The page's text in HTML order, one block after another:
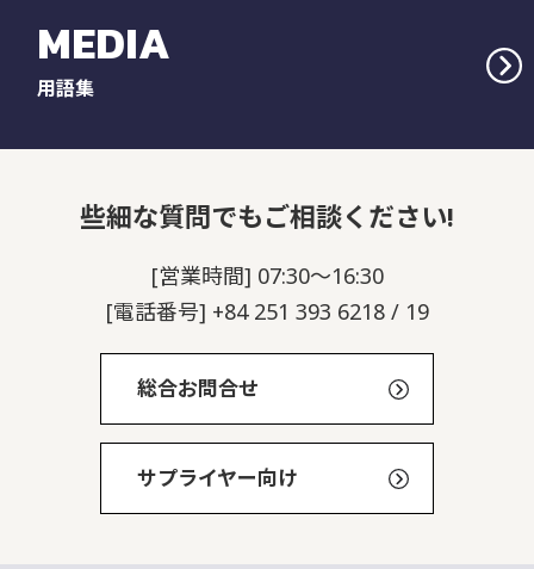
MEDIA
用語集
些細な質問でもご相談ください!
[営業時間] 07:30～16:30
[電話番号] +84 251 393 6218 / 19
総合お問合せ
サプライヤー向け